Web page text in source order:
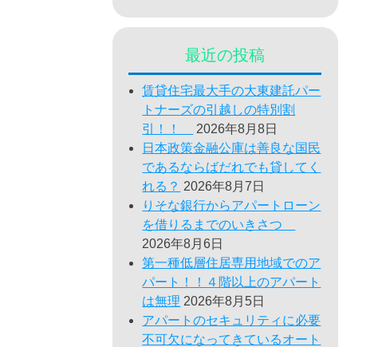
最近の投稿
賃貸住宅最大手の大東建託パー
トナーズの引越しの特別割
引！！
2026年8月8日
日本政策金融公庫は善良な国民
であるならばだれでも貸してく
れる？ 2026年8月7日
りそな銀行からアパートローン
を借りるまでのいきさつ
2026年8月6日
第一種低層住居専用地域でのア
パート！！４階以上のアパート
は無理 2026年8月5日
アパートのセキュリティに必要
不可欠になってきているオート